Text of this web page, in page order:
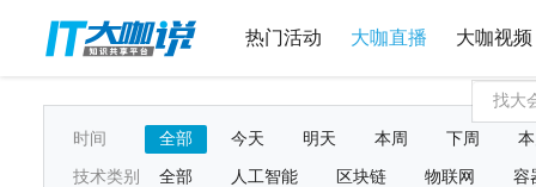
热门活动 大咖直播 大咖视频
时间 全部 今天 明天 本周 下周
技术类别 全部 人工智能 区块链 物联网 容